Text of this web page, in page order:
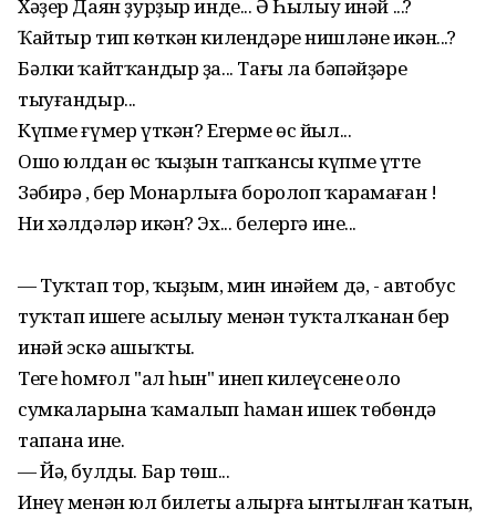
Хәҙер Даян ҙурҙыр инде... Ә Һылыу инәй ...?
Ҡайтыр тип көткән килендәре нишләне икән...?
Бәлки ҡайтҡандыр ҙа... Тағы ла бәпәйҙәре
тыуғандыр...
Күпме ғүмер үткән? Егерме өс йыл...
Ошо юлдан өс ҡыҙын тапҡансы күпме үтте
Зәбирә , бер Монарлыға боролоп ҡарамаған !
Ни хәлдәләр икән? Эх... белергә ине...
— Туҡтап тор, ҡыҙым, мин инәйем дә, - автобус
туҡтап ишеге асылыу менән туҡталҡанан бер
инәй эскә ашыҡты.
Теге һомғол "ал һын" инеп килеүсенең оло
сумкаларына ҡамалып һаман ишек төбөндә
тапана ине.
— Йә, булды. Бар төш...
Инеү менән юл билеты алырға ынтылған ҡатын,